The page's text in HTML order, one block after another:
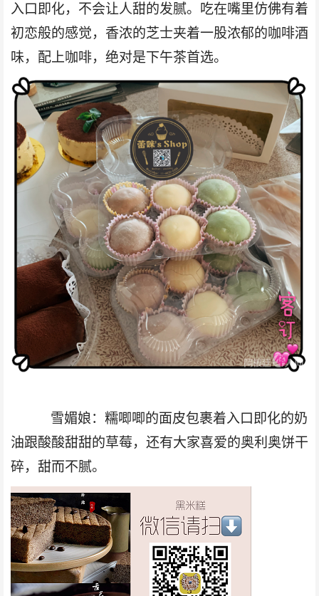
入口即化，不会让人甜的发腻。吃在嘴里仿佛有着
初恋般的感觉，香浓的芝士夹着一股浓郁的咖啡酒
味，配上咖啡，绝对是下午茶首选。
雪媚娘：糯唧唧的面皮包裹着入口即化的奶
油跟酸酸甜甜的草莓，还有大家喜爱的奥利奥饼干
碎，甜而不腻。